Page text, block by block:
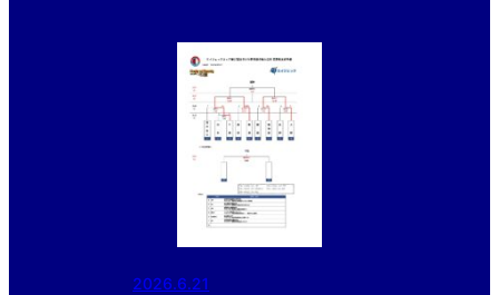
2026.6.21